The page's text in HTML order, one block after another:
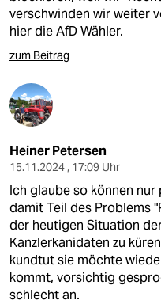
verschwinden wir weiter
hier die AfD Wähler.
zum Beitrag
Heiner Petersen
15.11.2024 , 17:09 Uhr
Ich glaube so können
damit Teil des Problems
der heutigen Situation
Kanzlerkanidaten zu
kundtut sie möchte
kommt, vorsichtig
schlecht an.